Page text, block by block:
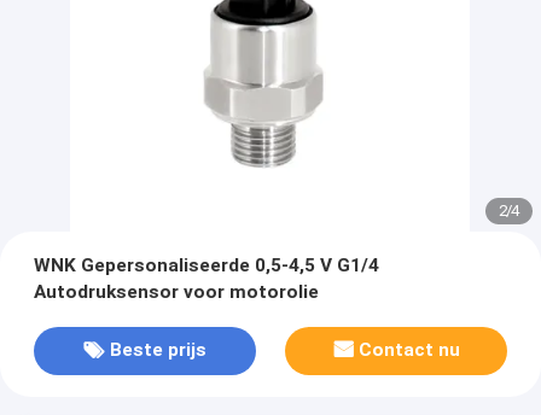
2/4
WNK Gepersonaliseerde 0,5-4,5 V G1/4
Autodruksensor voor motorolie
Beste prijs Contact nu